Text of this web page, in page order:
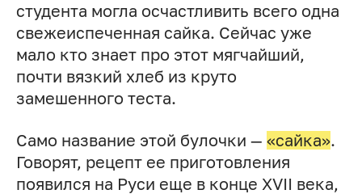
студента могла осчастливить всего одна
свежеиспеченная сайка. Сейчас уже
мало кто знает про этот мягчайший,
почти вязкий хлеб из круто
замешенного теста.
Само название этой булочки — «сайка».
Говорят, рецепт ее приготовления
появился на Руси еще в конце XVII века,